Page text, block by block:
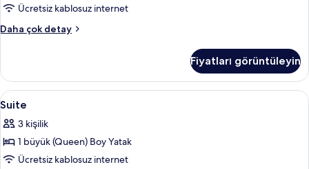
Ücretsiz kablosuz internet
Daha çok detay
Süit
detay
Fiyatları görüntüleyin
Suite
için
tüm
fotoğrafları
görün
Kaliteli yatak takımı, minibar, odada
1
Suite
3 kişilik
1 büyük (Queen) Boy Yatak
Ücretsiz kablosuz internet